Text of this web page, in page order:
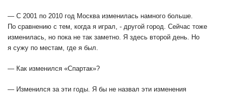
— С 2001 по 2010 год Москва изменилась намного больше.
По сравнению с тем, когда я играл, - другой город. Сейчас тоже
изменилась, но пока не так заметно. Я здесь второй день. Но
я сужу по местам, где я был.
— Как изменился «Спартак»?
— Изменился за эти годы. Я бы не назвал эти изменения